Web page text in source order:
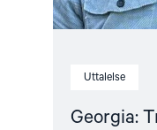
Uttalelse
Georgia: